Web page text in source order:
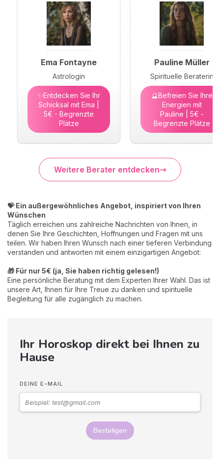
Ema Fontayne
Astrologin
✨Entdecken Sie Ihr
Schicksal mit Ema |
5€ - Begrenzte
Plätze
Pauline Müller
Spirituelle Beraterin
🔮Befreien Sie Ihre
Energien mit
Pauline | 5€ -
Begrenzte Plätze
Weitere Berater entdecken
💝 Ein außergewöhnliches Angebot, inspiriert von Ihren
Wünschen
Täglich erreichen uns zahlreiche Nachrichten von Ihnen, in
denen Sie Ihre Geschichten, Hoffnungen und Fragen mit uns
teilen. Wir haben Ihren Wunsch nach einer tieferen Verbindung
verstanden und antworten mit einem einzigartigen Angebot:
🎁 Für nur 5€ (ja, Sie haben richtig gelesen!)
Eine persönliche Beratung mit dem Experten Ihrer Wahl. Das ist
unsere Art, Ihnen für Ihre Treue zu danken und spirituelle
Begleitung für alle zugänglich zu machen.
Ihr Horoskop direkt bei Ihnen zu
Hause
DEINE E-MAIL
Bestätigen